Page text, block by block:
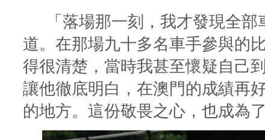
「落場那一刻，我才發現全
道。在那場九十多名車手參與的
得很清楚，當時我甚至懷疑自己
讓他徹底明白，在澳門的成績再
的地方。這份敬畏之心，也成為